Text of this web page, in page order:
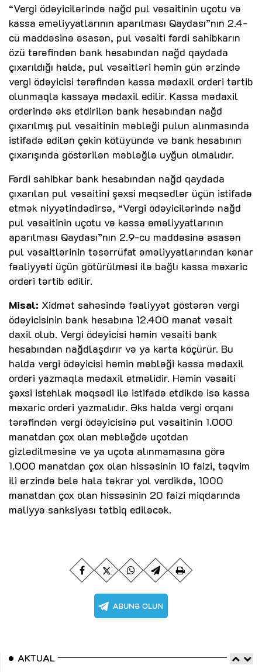
“Vergi ödəyicilərində nağd pul vəsaitinin uçotu və
kassa əməliyyatlarının aparılması Qaydası”nın 2.4-
cü maddəsinə əsasən, pul vəsaiti fərdi sahibkarın
özü tərəfindən bank hesabından nağd qaydada
çıxarıldığı halda, pul vəsaitləri həmin gün ərzində
vergi ödəyicisi tərəfindən kassa mədaxil orderi tərtib
olunmaqla kassaya mədaxil edilir. Kassa mədaxil
orderində əks etdirilən bank hesabından nağd
çıxarılmış pul vəsaitinin məbləği pulun alınmasında
istifadə edilən çekin kötüyündə və bank hesabının
çıxarışında göstərilən məbləğlə uyğun olmalıdır.
Fərdi sahibkar bank hesabından nağd qaydada
çıxarılan pul vəsaitini şəxsi məqsədlər üçün istifadə
etmək niyyətindədirsə, “Vergi ödəyicilərində nağd
pul vəsaitinin uçotu və kassa əməliyyatlarının
aparılması Qaydası”nın 2.9-cu maddəsinə əsasən
pul vəsaitlərinin təsərrüfat əməliyyatlarından kənar
fəaliyyəti üçün götürülməsi ilə bağlı kassa məxaric
orderi tərtib edilir.
Misal: Xidmət sahəsində fəaliyyət göstərən vergi
ödəyicisinin bank hesabına 12.400 manat vəsait
daxil olub. Vergi ödəyicisi həmin vəsaiti bank
hesabından nağdlaşdırır və ya karta köçürür. Bu
halda vergi ödəyicisi həmin məbləği kassa mədaxil
orderi yazmaqla mədaxil etməlidir. Həmin vəsaiti
şəxsi istehlak məqsədi ilə istifadə etdikdə isə kassa
məxaric orderi yazmalıdır. Əks halda vergi orqanı
tərəfindən vergi ödəyicisinə pul vəsaitinin 1.000
manatdan çox olan məbləğdə uçotdan
gizlədilməsinə və ya uçota alınmamasına görə
1.000 manatdan çox olan hissəsinin 10 faizi, təqvim
ili ərzində belə hala təkrar yol verdikdə, 1000
manatdan çox olan hissəsinin 20 faizi miqdarında
maliyyə sanksiyası tətbiq ediləcək.
AKTUAL